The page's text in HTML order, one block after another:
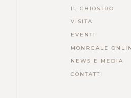
IL CHIOSTRO
VISITA
EVENTI
MONREALE
NEWS E MEDIA
CONTATTI